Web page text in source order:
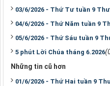
03/6/2026 - Thứ Tư tuần 9
04/6/2026 - Thứ Năm tuần 9
05/6/2026 - Thứ Sáu tuần 9
5 phút Lời Chúa tháng 6.2026
Những tin cũ hơn
01/6/2026 - Thứ Hai tuần 9